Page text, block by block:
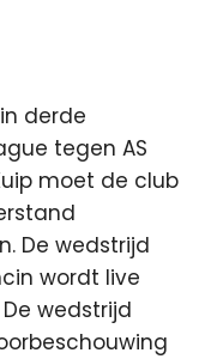
derde
tegen AS
moet de club
De wedstrijd
wordt live
De wedstrijd